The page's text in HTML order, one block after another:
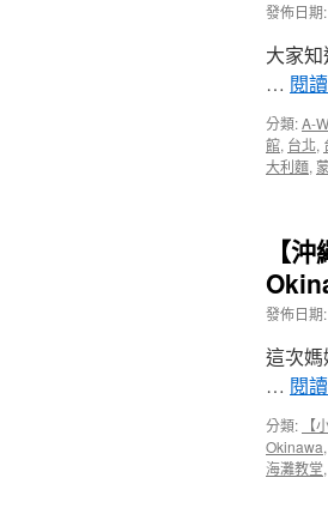
發佈日期:
大家
… 閱
分類:A-
館, 台北,
大利麵,
【
發佈日期:
這次媽
… 閱
分類: 【
Okinawa,
海灘教堂,